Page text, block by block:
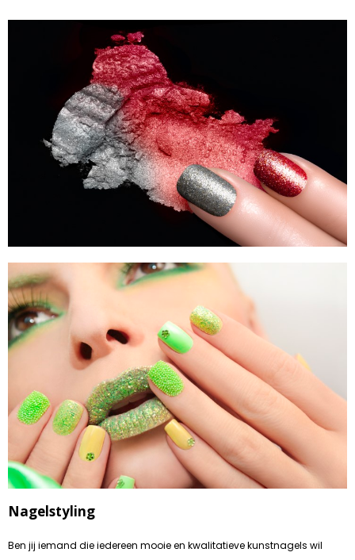
Nagelstyling
Ben jij iemand die iedereen mooie en kwalitatieve kunstnagels wil